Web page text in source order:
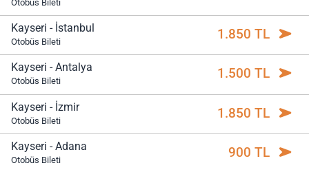
Otobüs Bileti
Kayseri - İstanbul
Otobüs Bileti 1.850 TL
Kayseri - Antalya
Otobüs Bileti 1.500 TL
Kayseri - İzmir
Otobüs Bileti 1.850 TL
Kayseri - Adana
Otobüs Bileti 900 TL